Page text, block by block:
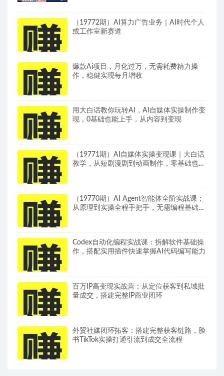
（19772期）AI算力广告业务｜AI时代个人
或工作室新赛道
爆款Ai项目，月化过万，无需耗费精力操
作，稳健实现每月增收
用大白话教你玩转AI，AI自媒体实操制作变
现，0基础也能上手，从内容到变现
（19771期）AI自媒体实操变现课｜大白话
教学，从短剧漫剧到动画制作，零基础也能
（19770期）AI Agent智能体全阶实战课；
从原理到实操全程手把手，无需编程基础也
Codex自动化编程实战课：拆解软件基础操
作，搭配实用插件快速掌握AI代码编写能力
百万IP高变现实战营：从定位获客到私域批
量成交，搭建完整IP商业闭环
外贸社媒闭环拓客：搭建完整获客链路，脸
书TikTok实操打通引流到成交全流程